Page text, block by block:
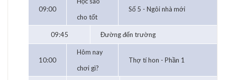
09:00
cho tốt
Số 5 - Ngôi nhà mới
09:45 Đường đến trường
10:00
Hôm nay
chơi gì?
Thợ tí hon - Phần 1